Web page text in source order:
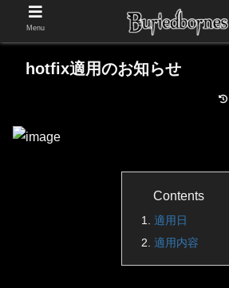
hotfix適用のお知らせ
Contents
適用日
適用内容
Menu